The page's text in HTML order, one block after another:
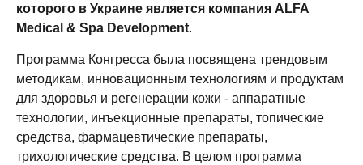
которого в Украине является компания ALFA
Medical & Spa Development.
Программа Конгресса была посвящена трендовым
методикам, инновационным технологиям и продуктам
для здоровья и регенерации кожи - аппаратные
технологии, инъекционные препараты, топические
средства, фармацевтические препараты,
трихологические средства. В целом программа